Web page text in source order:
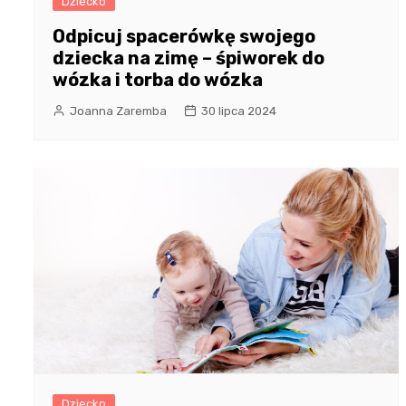
Odpicuj spacerówkę swojego
dziecka na zimę – śpiworek do
wózka i torba do wózka
Joanna Zaremba 30 lipca 2024
Dziecko